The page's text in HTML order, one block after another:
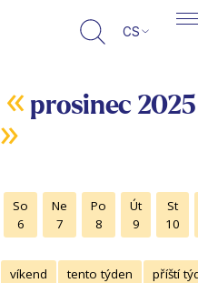
CS
« prosinec 2025
»
So
6
Ne
7
Po
8
Út
9
St
10
víkend tento týden
příští